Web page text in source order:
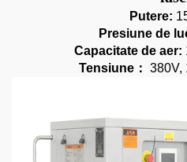
Putere:
Presiune de
Capacitate de aer:
Tensiune： 380V,